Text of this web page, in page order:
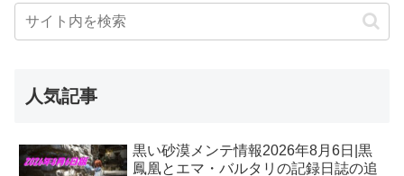
人気記事
黒い砂漠メンテ情報2026年8月6日|黒
鳳凰とエマ・バルタリの記録日誌の追